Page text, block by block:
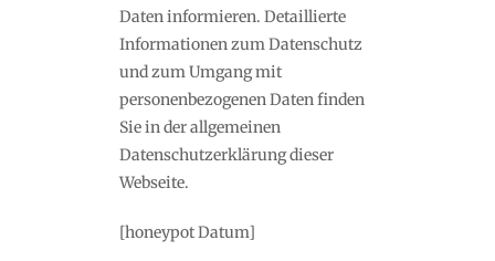
Daten informieren. Detaillierte
Informationen zum Datenschutz
und zum Umgang mit
personenbezogenen Daten finden
Sie in der allgemeinen
Datenschutzerklärung dieser
Webseite.
[honeypot Datum]